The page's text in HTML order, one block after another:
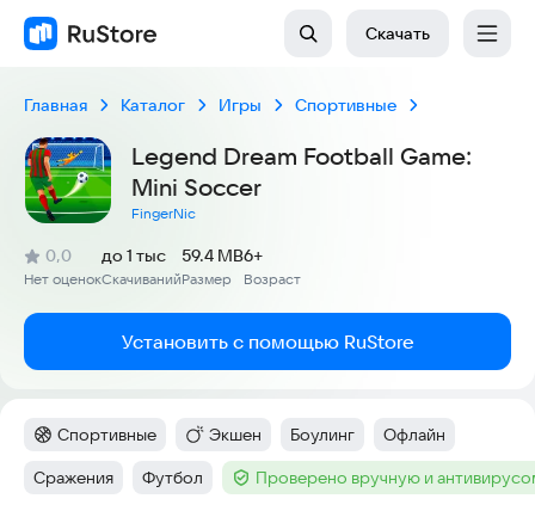
Скачать
Главная Каталог Игры Спортивные
Legend Dream Football Game:
Mini Soccer
FingerNic
Рейтинг:
0,0
(
Нет оценок
)
Скачиваний
до 1 тыс
Размер
59.4 MB
Возраст
6+
Установить с помощью RuStore
Категория:
Спортивные Категория
Экшен Тег:
Боулинг Тег:
Офлайн
Тег:
Сражения Тег :
Футбол Тег :Проверено вручную и